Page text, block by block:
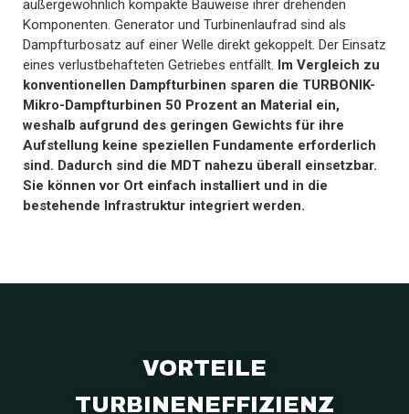
außergewöhnlich kompakte Bauweise ihrer drehenden
Komponenten. Generator und Turbinenlaufrad sind als
Dampfturbosatz auf einer Welle direkt gekoppelt. Der Einsatz
eines verlustbehafteten Getriebes entfällt. Im Vergleich zu
konventionellen Dampfturbinen sparen die TURBONIK-
Mikro-Dampfturbinen 50 Prozent an Material ein,
weshalb aufgrund des geringen Gewichts für ihre
Aufstellung keine speziellen Fundamente erforderlich
sind. Dadurch sind die MDT nahezu überall einsetzbar.
Sie können vor Ort einfach installiert und in die
bestehende Infrastruktur integriert werden.
VORTEILE
TURBINENEFFIZIENZ